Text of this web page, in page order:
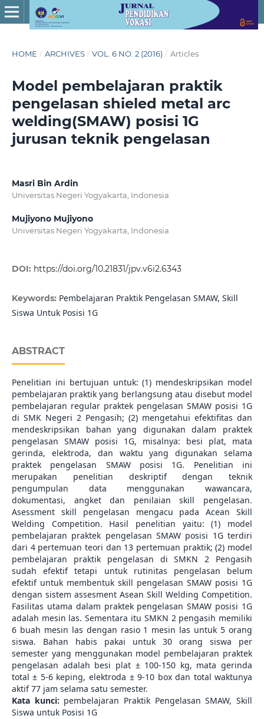
HOME / ARCHIVES / VOL. 6 NO. 2 (2016) / Articles
Model pembelajaran praktik
pengelasan shieled metal arc
welding(SMAW) posisi 1G
jurusan teknik pengelasan
Masri Bin Ardin
Universitas Negeri Yogyakarta, Indonesia
Mujiyono Mujiyono
Universitas Negeri Yogyakarta, Indonesia
DOI: https://doi.org/10.21831/jpv.v6i2.6343
Keywords: Pembelajaran Praktik Pengelasan SMAW, Skill
Siswa Untuk Posisi 1G
ABSTRACT
Penelitian ini bertujuan untuk: (1) mendeskripsikan model
pembelajaran praktik yang berlangsung atau disebut model
pembelajaran regular praktek pengelasan SMAW posisi 1G
di SMK Negeri 2 Pengasih; (2) mengetahui efektifitas dan
mendeskripsikan bahan yang digunakan dalam praktek
pengelasan SMAW posisi 1G, misalnya: besi plat, mata
gerinda, elektroda, dan waktu yang digunakan selama
praktek pengelasan SMAW posisi 1G. Penelitian ini
merupakan penelitian deskriptif dengan teknik
pengumpulan data menggunakan wawancara,
dokumentasi, angket dan penilaian skill pengelasan.
Asessment skill pengelasan mengacu pada Acean Skill
Welding Competition. Hasil penelitian yaitu: (1) model
pembelajaran praktek pengelasan SMAW posisi 1G terdiri
dari 4 pertemuan teori dan 13 pertemuan praktik; (2) model
pembelajaran praktik pengelasan di SMKN 2 Pengasih
sudah efektif tetapi untuk rutinitas pengelasan belum
efektif untuk membentuk skill pengelasan SMAW posisi 1G
dengan sistem assesment Asean Skill Welding Competition.
Fasilitas utama dalam praktek pengelasan SMAW posisi 1G
adalah mesin las. Sementara itu SMKN 2 pengasih memiliki
6 buah mesin las dengan rasio 1 mesin las untuk 5 orang
siswa. Bahan habis pakai untuk 30 orang siswa per
semester yang menggunakan model pembelajaran praktek
pengelasan adalah besi plat ± 100-150 kg, mata gerinda
total ± 5-6 keping, elektroda ± 9-10 box dan total waktunya
aktif 77 jam selama satu semester.
Kata kunci: pembelajaran Praktik Pengelasan SMAW, Skill
Siswa untuk Posisi 1G